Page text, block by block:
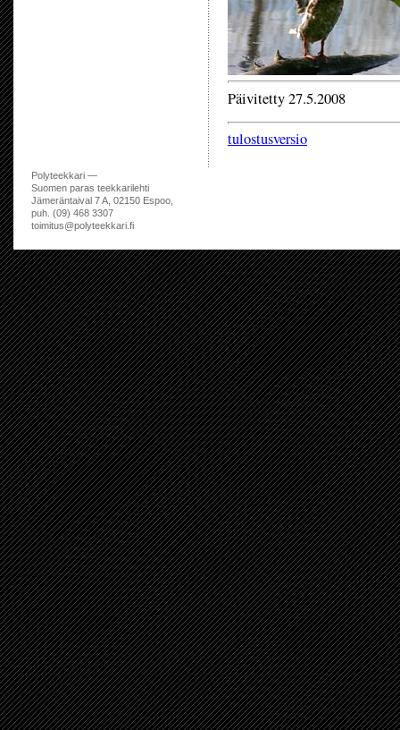
Päivitetty 27.5.2008
tulostusversio
Polyteekkari —
Suomen paras teekkarilehti
Jämeräntaival 7 A, 02150 Espoo,
puh. (09) 468 3307
toimitus@polyteekkari.fi